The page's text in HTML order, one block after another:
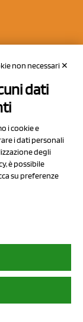
i.v.
315/1 - 41057
non necessari ✕
dati
i cookie e
i dati personali
degli
è possibile
su preferenze